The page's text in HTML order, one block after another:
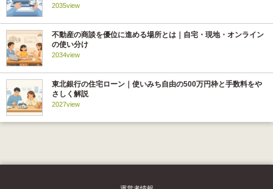
2035view
不動産の商談を優位に進める場所とは｜自宅・現地・オンライン
の使い分け
2034view
東北銀行の住宅ローン｜使いみち自由の500万円枠と手数料をや
さしく解説
2027view